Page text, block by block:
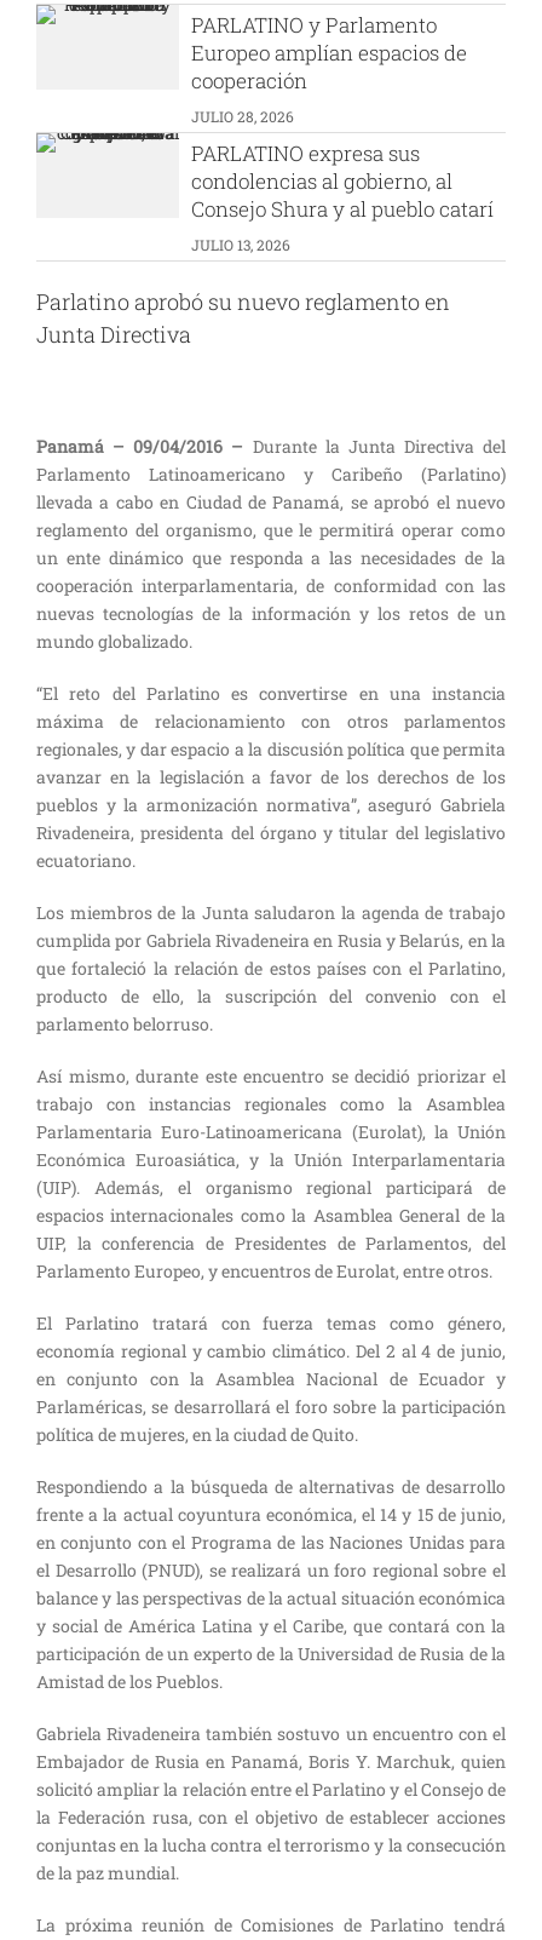
PARLATINO y Parlamento
Europeo amplían espacios de
cooperación
JULIO 28, 2026
PARLATINO expresa sus
condolencias al gobierno, al
Consejo Shura y al pueblo catarí
JULIO 13, 2026
Parlatino aprobó su nuevo reglamento en
Junta Directiva
Panamá – 09/04/2016 – Durante la Junta Directiva del
Parlamento Latinoamericano y Caribeño (Parlatino)
llevada a cabo en Ciudad de Panamá, se aprobó el nuevo
reglamento del organismo, que le permitirá operar como
un ente dinámico que responda a las necesidades de la
cooperación interparlamentaria, de conformidad con las
nuevas tecnologías de la información y los retos de un
mundo globalizado.
“El reto del Parlatino es convertirse en una instancia
máxima de relacionamiento con otros parlamentos
regionales, y dar espacio a la discusión política que permita
avanzar en la legislación a favor de los derechos de los
pueblos y la armonización normativa”, aseguró Gabriela
Rivadeneira, presidenta del órgano y titular del legislativo
ecuatoriano.
Los miembros de la Junta saludaron la agenda de trabajo
cumplida por Gabriela Rivadeneira en Rusia y Belarús, en la
que fortaleció la relación de estos países con el Parlatino,
producto de ello, la suscripción del convenio con el
parlamento belorruso.
Así mismo, durante este encuentro se decidió priorizar el
trabajo con instancias regionales como la Asamblea
Parlamentaria Euro-Latinoamericana (Eurolat), la Unión
Económica Euroasiática, y la Unión Interparlamentaria
(UIP). Además, el organismo regional participará de
espacios internacionales como la Asamblea General de la
UIP, la conferencia de Presidentes de Parlamentos, del
Parlamento Europeo, y encuentros de Eurolat, entre otros.
El Parlatino tratará con fuerza temas como género,
economía regional y cambio climático. Del 2 al 4 de junio,
en conjunto con la Asamblea Nacional de Ecuador y
Parlaméricas, se desarrollará el foro sobre la participación
política de mujeres, en la ciudad de Quito.
Respondiendo a la búsqueda de alternativas de desarrollo
frente a la actual coyuntura económica, el 14 y 15 de junio,
en conjunto con el Programa de las Naciones Unidas para
el Desarrollo (PNUD), se realizará un foro regional sobre el
balance y las perspectivas de la actual situación económica
y social de América Latina y el Caribe, que contará con la
participación de un experto de la Universidad de Rusia de la
Amistad de los Pueblos.
Gabriela Rivadeneira también sostuvo un encuentro con el
Embajador de Rusia en Panamá, Boris Y. Marchuk, quien
solicitó ampliar la relación entre el Parlatino y el Consejo de
la Federación rusa, con el objetivo de establecer acciones
conjuntas en la lucha contra el terrorismo y la consecución
de la paz mundial.
La próxima reunión de Comisiones de Parlatino tendrá